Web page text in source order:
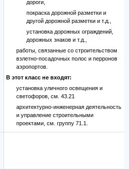
дороги,
покраска дорожной разметки и
другой дорожной разметки и т.д.,
установка дорожных ограждений,
дорожных знаков и т.д.,
работы, связанные со строительством
взлетно-посадочных полос и перронов
аэропортов.
В этот класс не входят:
установка уличного освещения и
светофоров, см. 43.21
архитектурно-инженерная деятельность
и управление строительными
проектами, см. группу 71.1.